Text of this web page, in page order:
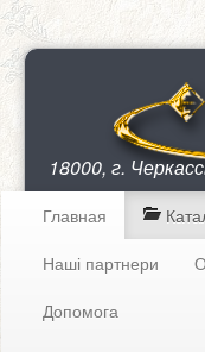
18000, г.
Главная
Наші партнери
Допомога